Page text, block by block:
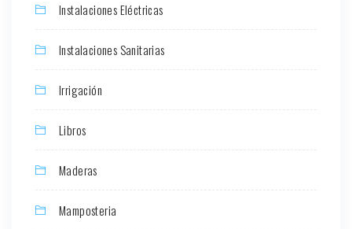
Instalaciones Eléctricas
Instalaciones Sanitarias
Irrigación
Libros
Maderas
Mamposteria